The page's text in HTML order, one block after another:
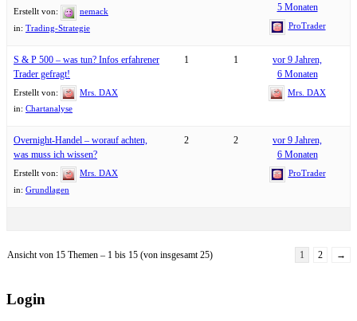
Erstellt von:
nemack
in: Trading-Strategie
5 Monaten
ProTrader
S & P 500 – was tun? Infos erfahrener
Trader gefragt!
Erstellt von:
Mrs. DAX
in: Chartanalyse
1 1
vor 9 Jahren,
6 Monaten
Mrs. DAX
Overnight-Handel – worauf achten,
was muss ich wissen?
Erstellt von:
Mrs. DAX
in: Grundlagen
2 2
vor 9 Jahren,
6 Monaten
ProTrader
Ansicht von 15 Themen – 1 bis 15 (von insgesamt 25) 1 2 →
Login